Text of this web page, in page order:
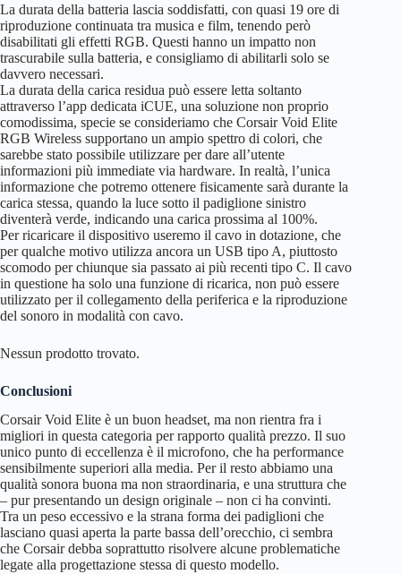
La durata della batteria lascia soddisfatti, con quasi 19 ore di
riproduzione continuata tra musica e film, tenendo però
disabilitati gli effetti RGB. Questi hanno un impatto non
trascurabile sulla batteria, e consigliamo di abilitarli solo se
davvero necessari.
La durata della carica residua può essere letta soltanto
attraverso l’app dedicata iCUE, una soluzione non proprio
comodissima, specie se consideriamo che Corsair Void Elite
RGB Wireless supportano un ampio spettro di colori, che
sarebbe stato possibile utilizzare per dare all’utente
informazioni più immediate via hardware. In realtà, l’unica
informazione che potremo ottenere fisicamente sarà durante la
carica stessa, quando la luce sotto il padiglione sinistro
diventerà verde, indicando una carica prossima al 100%.
Per ricaricare il dispositivo useremo il cavo in dotazione, che
per qualche motivo utilizza ancora un USB tipo A, piuttosto
scomodo per chiunque sia passato ai più recenti tipo C. Il cavo
in questione ha solo una funzione di ricarica, non può essere
utilizzato per il collegamento della periferica e la riproduzione
del sonoro in modalità con cavo.
Nessun prodotto trovato.
Conclusioni
Corsair Void Elite è un buon headset, ma non rientra fra i
migliori in questa categoria per rapporto qualità prezzo. Il suo
unico punto di eccellenza è il microfono, che ha performance
sensibilmente superiori alla media. Per il resto abbiamo una
qualità sonora buona ma non straordinaria, e una struttura che
– pur presentando un design originale – non ci ha convinti.
Tra un peso eccessivo e la strana forma dei padiglioni che
lasciano quasi aperta la parte bassa dell’orecchio, ci sembra
che Corsair debba soprattutto risolvere alcune problematiche
legate alla progettazione stessa di questo modello.